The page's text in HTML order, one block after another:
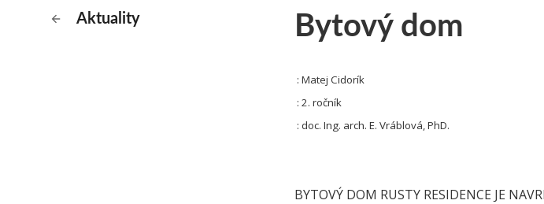
Aktuality Bytový dom
: Matej Cidorík
: 2. ročník
: doc. Ing. arch. E. Vráblová, PhD.
BYTOVÝ DOM RUSTY RESIDENCE JE